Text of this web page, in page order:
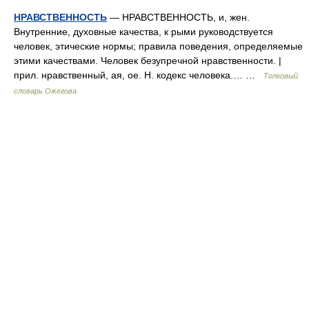
НРАВСТВЕННОСТЬ — НРАВСТВЕННОСТЬ, и, жен.
Внутренние, духовные качества, к рыми руководствуется
человек, этические нормы; правила поведения, определяемые
этими качествами. Человек безупречной нравственности. |
прил. нравственный, ая, ое. Н. кодекс человека.… …
Толковый
словарь Ожегова